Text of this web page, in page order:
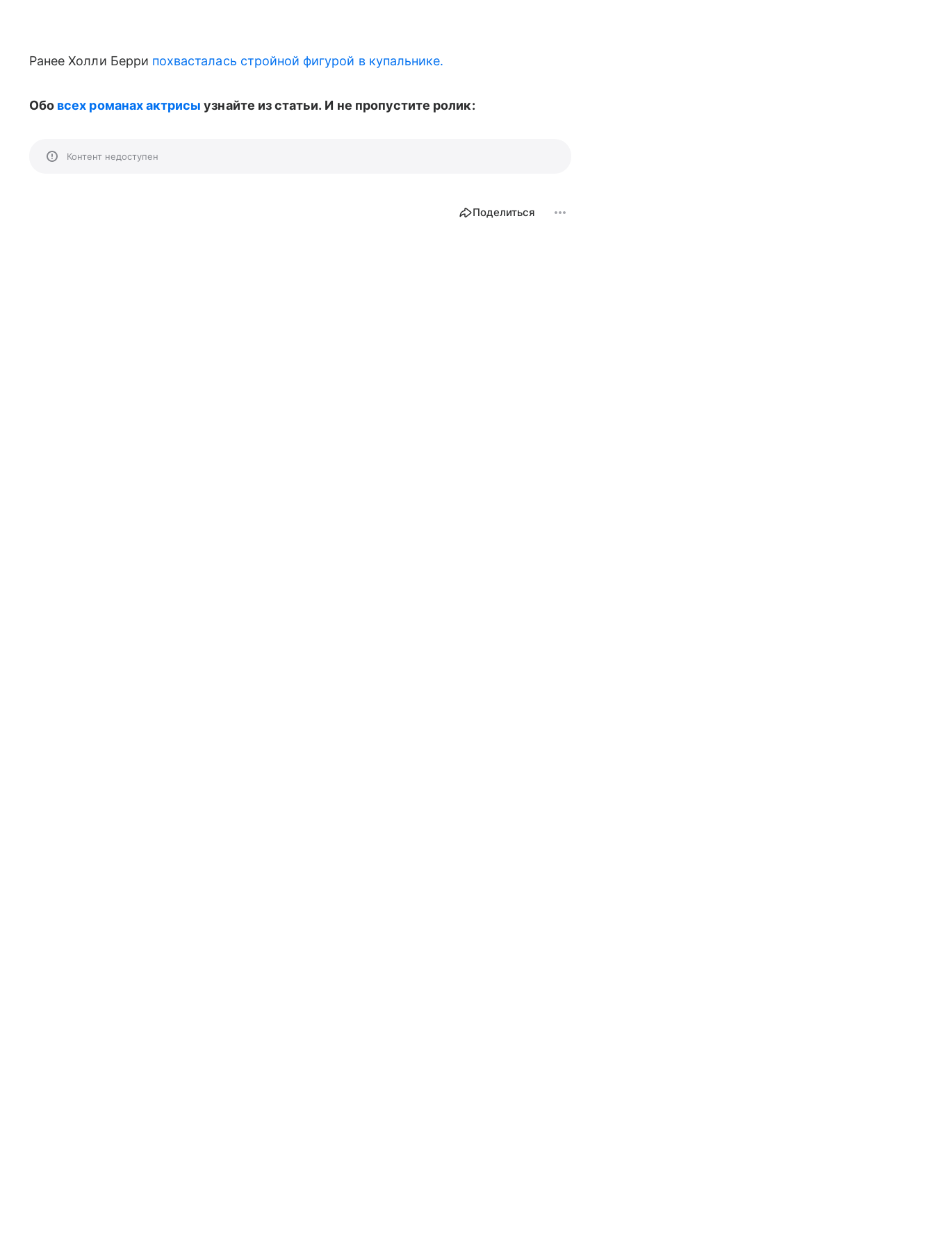
Ранее Холли Берри похвасталась стройной фигурой в купальнике.
Обо всех романах актрисы узнайте из статьи. И не пропустите ролик:
Контент недоступен
Поделиться